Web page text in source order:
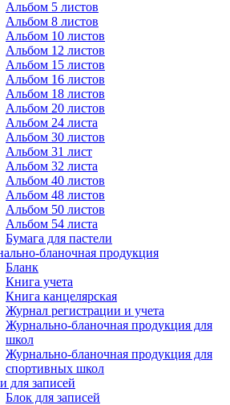
Альбом 5 листов
Альбом 8 листов
Альбом 10 листов
Альбом 12 листов
Альбом 15 листов
Альбом 16 листов
Альбом 18 листов
Альбом 20 листов
Альбом 24 листа
Альбом 30 листов
Альбом 31 лист
Альбом 32 листа
Альбом 40 листов
Альбом 48 листов
Альбом 50 листов
Альбом 54 листа
Бумага для пастели
бланочная продукция
Бланк
Книга учета
Книга канцелярская
Журнал регистрации и учета
Журнально-бланочная продукция для
школ
Журнально-бланочная продукция для
спортивных школ
для записей
Блок для записей